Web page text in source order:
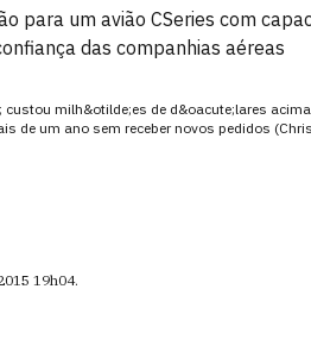
para um avião CSeries com
das companhias aéreas
custou milh&otilde;es de d&oacute;lares
de um ano sem receber novos pedidos
19h04.